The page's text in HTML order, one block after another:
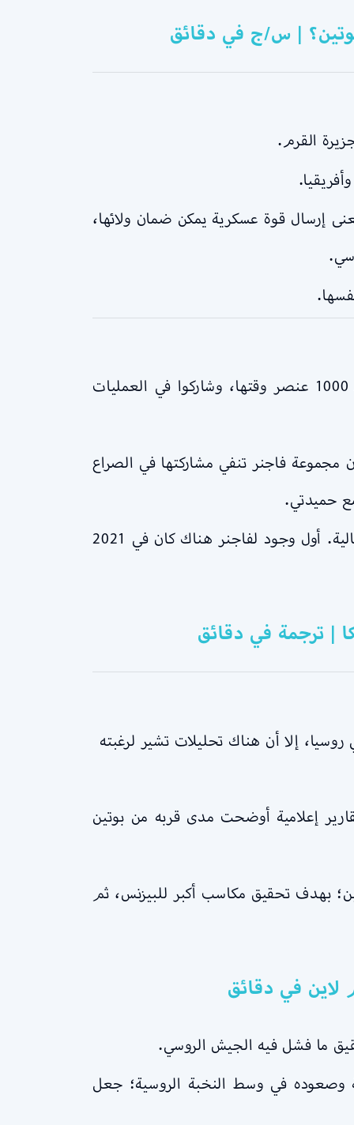
إرسال قوة عسكرية يمكن ضمان ولائها،
هذا صحيح، كانوا متواجدين بالفعل في سوريا. وظهروا أيضًا في ليبيا، كان عددهم ما بين 800 لـ 1000 عنصر وقتها، وشاركوا في العمليات
فاجنر تنفي مشاركتها في الصراع
حميدتي.
أما في مالي كانت فاجنر تعمل على تدريب ودعم القوات الحكومية ضد المليشيات الإسلامية والانفصالية. أول وجود لفاجنر هناك كان في 2021
| ترجمة في دقائق
إلا أن هناك تحليلات تشير لرغبته
إعلامية أوضحت مدى قربه من بوتين
بهدف تحقيق مكاسب أكبر للبيزنس، ثم
ما فشل فيه الجيش الروسي.
وصعوده في وسط النخبة الروسية؛ جعل